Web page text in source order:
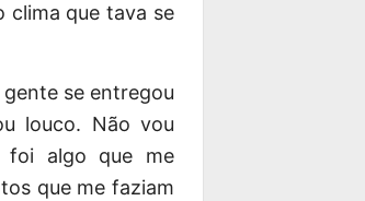
clima que tava se
se entregou
louco. Não vou
foi algo que me
que me faziam